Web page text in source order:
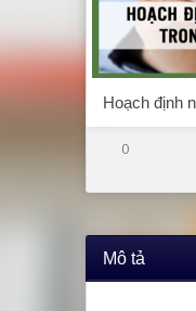
Hoạch định
0
Mô tả